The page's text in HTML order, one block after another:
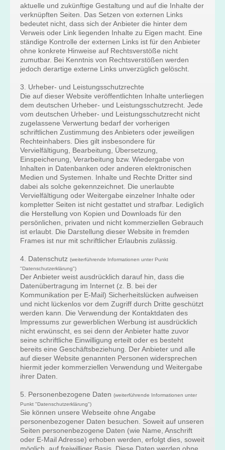
aktuelle und zukünftige Gestaltung und auf die Inhalte der
verknüpften Seiten. Das Setzen von externen Links
bedeutet nicht, dass sich der Anbieter die hinter dem
Verweis oder Link liegenden Inhalte zu Eigen macht. Eine
ständige Kontrolle der externen Links ist für den Anbieter
ohne konkrete Hinweise auf Rechtsverstöße nicht
zumutbar. Bei Kenntnis von Rechtsverstößen werden
jedoch derartige externe Links unverzüglich gelöscht.
3. Urheber- und Leistungsschutzrechte
Die auf dieser Website veröffentlichten Inhalte unterliegen
dem deutschen Urheber- und Leistungsschutzrecht. Jede
vom deutschen Urheber- und Leistungsschutzrecht nicht
zugelassene Verwertung bedarf der vorherigen
schriftlichen Zustimmung des Anbieters oder jeweiligen
Rechteinhabers. Dies gilt insbesondere für
Vervielfältigung, Bearbeitung, Übersetzung,
Einspeicherung, Verarbeitung bzw. Wiedergabe von
Inhalten in Datenbanken oder anderen elektronischen
Medien und Systemen. Inhalte und Rechte Dritter sind
dabei als solche gekennzeichnet. Die unerlaubte
Vervielfältigung oder Weitergabe einzelner Inhalte oder
kompletter Seiten ist nicht gestattet und strafbar. Lediglich
die Herstellung von Kopien und Downloads für den
persönlichen, privaten und nicht kommerziellen Gebrauch
ist erlaubt. Die Darstellung dieser Website in fremden
Frames ist nur mit schriftlicher Erlaubnis zulässig.
4. Datenschutz (weiterführende Informationen unter Punkt
"Datenschutzerklärung")
Der Anbieter weist ausdrücklich darauf hin, dass die
Datenübertragung im Internet (z. B. bei der
Kommunikation per E-Mail) Sicherheitslücken aufweisen
und nicht lückenlos vor dem Zugriff durch Dritte geschützt
werden kann. Die Verwendung der Kontaktdaten des
Impressums zur gewerblichen Werbung ist ausdrücklich
nicht erwünscht, es sei denn der Anbieter hatte zuvor
seine schriftliche Einwilligung erteilt oder es besteht
bereits eine Geschäftsbeziehung. Der Anbieter und alle
auf dieser Website genannten Personen widersprechen
hiermit jeder kommerziellen Verwendung und Weitergabe
ihrer Daten.
5. Personenbezogene Daten (weiterführende Informationen unter
Punkt "Datenschutzerklärung")
Sie können unsere Webseite ohne Angabe
personenbezogener Daten besuchen. Soweit auf unseren
Seiten personenbezogene Daten (wie Name, Anschrift
oder E-Mail Adresse) erhoben werden, erfolgt dies, soweit